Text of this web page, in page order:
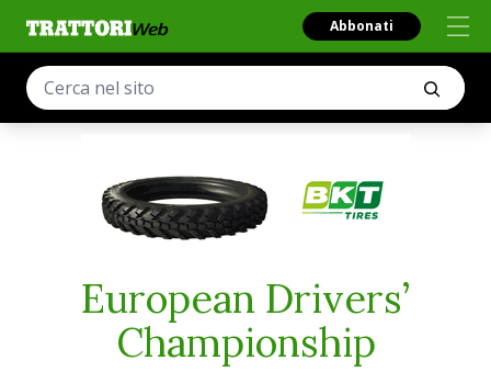
Abbonati
European Drivers’
Championship